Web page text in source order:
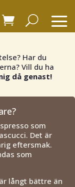
Har du
Vill du ha
då genast!
som
Det är
eftersmak.
som
långt bättre än